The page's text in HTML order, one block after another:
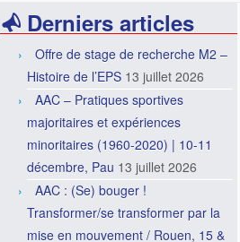
Derniers articles
Offre de stage de recherche M2 –
Histoire de l’EPS 13 juillet 2026
AAC – Pratiques sportives
majoritaires et expériences
minoritaires (1960-2020) | 10-11
décembre, Pau 13 juillet 2026
AAC : (Se) bouger !
Transformer/se transformer par la
mise en mouvement / Rouen, 15 &